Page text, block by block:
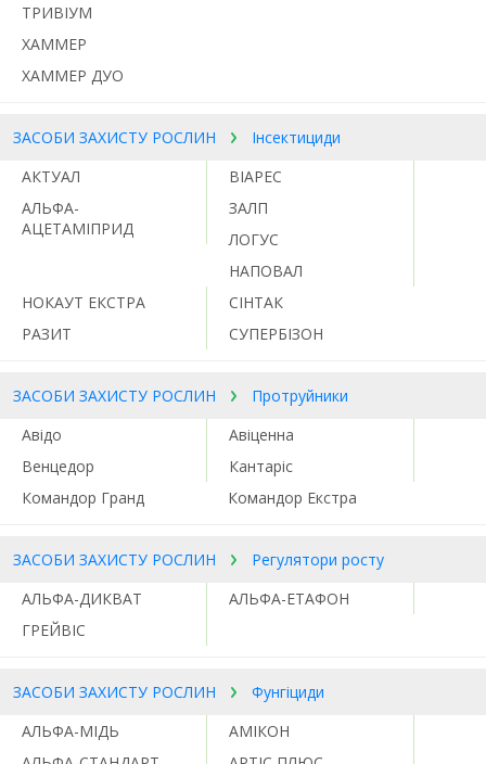
ТРИВІУМ
ХАММЕР
ХАММЕР ДУО
ЗАСОБИ ЗАХИСТУ РОСЛИН
Інсектициди
АКТУАЛ
АЛЬФА-
АЦЕТАМІПРИД
ВІАРЕС
ЗАЛП
ЛОГУС
НАПОВАЛ
НОКАУТ ЕКСТРА
РАЗИТ
СІНТАК
СУПЕРБІЗОН
ЗАСОБИ ЗАХИСТУ РОСЛИН
Протруйники
Авідо
Авіценна
Венцедор
Кантаріс
Командор Гранд
Командор Екстра
ЗАСОБИ ЗАХИСТУ РОСЛИН
Регулятори росту
АЛЬФА-ДИКВАТ
АЛЬФА-ЕТАФОН
ГРЕЙВІС
ЗАСОБИ ЗАХИСТУ РОСЛИН
Фунгіциди
АЛЬФА-МІДЬ
АМІКОН